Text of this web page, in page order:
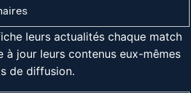
leurs actualités chaque match
à jour leurs contenus eux-mêmes
de diffusion.